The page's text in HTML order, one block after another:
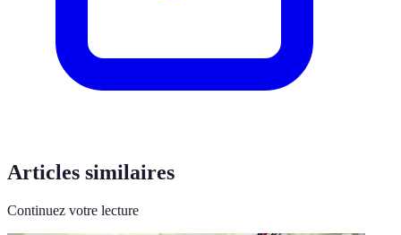
Articles similaires
Continuez votre lecture